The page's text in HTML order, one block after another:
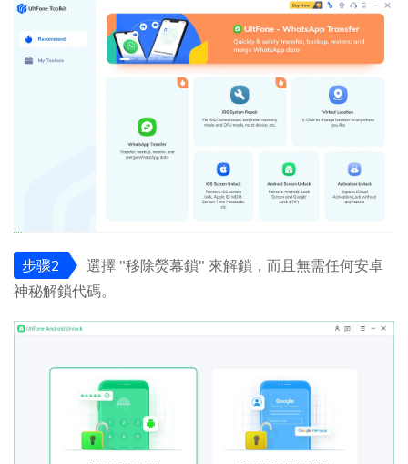
步骤2
選擇 "移除熒幕鎖" 來解鎖，而且無需任何安卓
神秘解鎖代碼。